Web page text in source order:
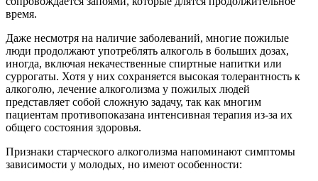
время.
Даже несмотря на наличие заболеваний, многие пожилые
люди продолжают употреблять алкоголь в больших дозах,
иногда, включая некачественные спиртные напитки или
суррогаты. Хотя у них сохраняется высокая толерантность к
алкоголю, лечение алкоголизма у пожилых людей
представляет собой сложную задачу, так как многим
пациентам противопоказана интенсивная терапия из-за их
общего состояния здоровья.
Признаки старческого алкоголизма напоминают симптомы
зависимости у молодых, но имеют особенности: